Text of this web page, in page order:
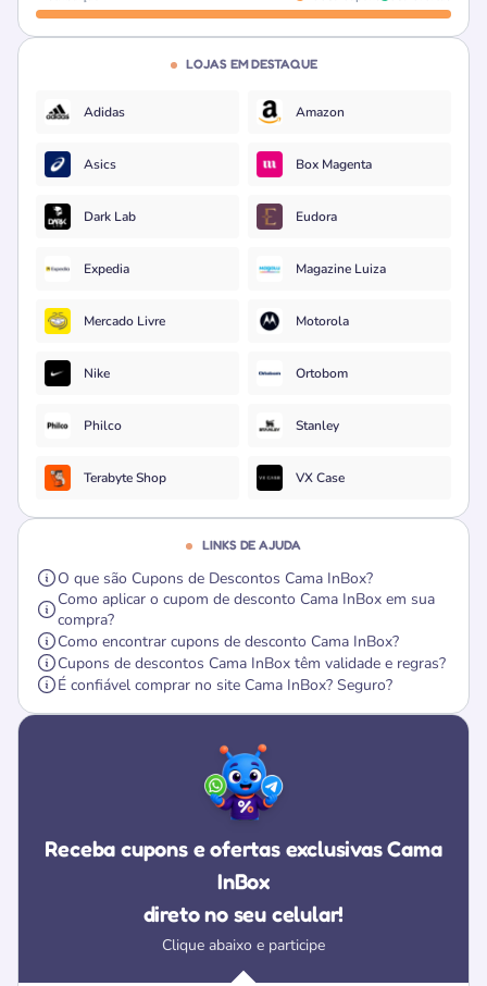
LOJAS EM DESTAQUE
Adidas Amazon
Asics Box Magenta
Dark Lab Eudora
Expedia Magazine Luiza
Mercado Livre Motorola
Nike Ortobom
Philco Stanley
Terabyte Shop VX Case
LINKS DE AJUDA
O que são Cupons de Descontos Cama InBox?
Como aplicar o cupom de desconto Cama InBox em sua
compra?
Como encontrar cupons de desconto Cama InBox?
Cupons de descontos Cama InBox têm validade e regras?
É confiável comprar no site Cama InBox? Seguro?
Receba cupons e ofertas exclusivas Cama
InBox
direto no seu celular!
Clique abaixo e participe